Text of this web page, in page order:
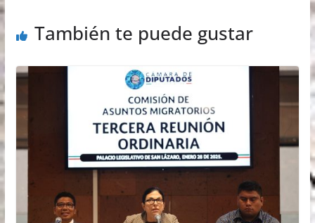
También te puede gustar